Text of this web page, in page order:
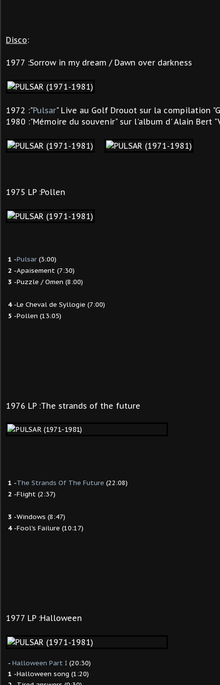
Disco:
1977 :Sorrow in my dream / Dawn over darkness
1972 :"Pulsar" Live au Golf Drouot sur la compilation
1980 :"Mémoire du souvenir" sur l'album d' Alain Bert
1975 LP :Pollen
1 -Pulsar (3:00)
2 -Apaisement (7:30)
3 -Puzzle / Omen (8:00)
4-Le Cheval de Syllogie (7:00)
5 -Pollen (13:05)
1976 LP :The strands of the future
1 -The Strands Of The Future (22:08)
2 -Flight (2:37)
3 -Windows (8:47)
4-Fool's Failure (10:17)
1977 LP :Halloween
- Halloween Part I (20:30)
1 -Halloween song (1:20)